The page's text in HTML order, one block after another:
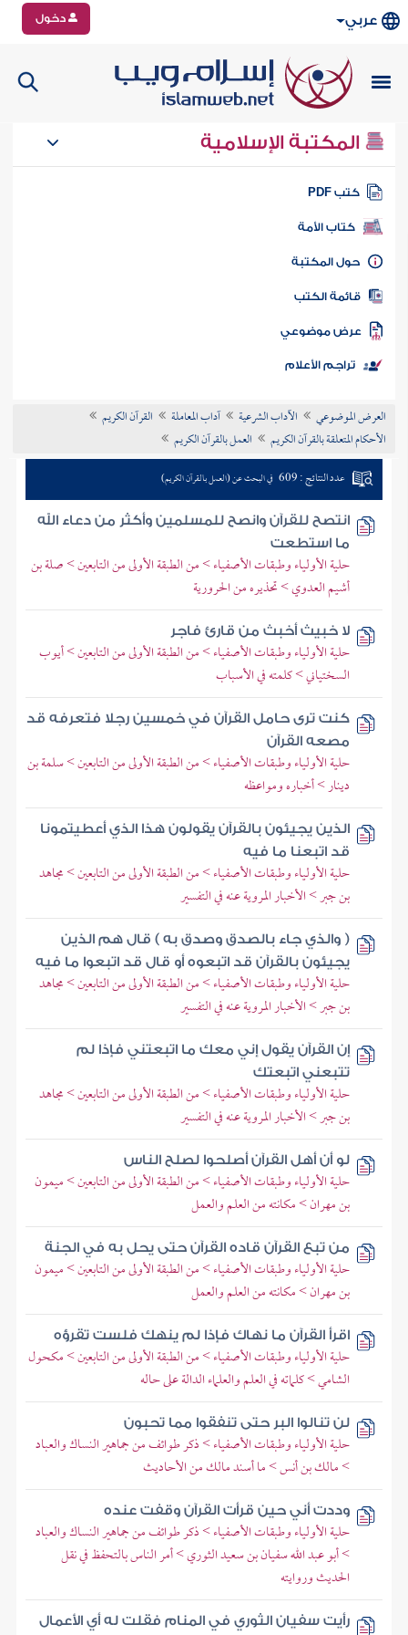
عربي دخول
المكتبة الإسلامية
كتب PDF
كتاب الأمة
المكتبة
الكتب
موضوعي
تراجم الأعلام
العرض الموضوعي الآداب الشرعية آداب المعاملة
القرآن الكريم
الأحكام المتعلقة بالقرآن الكريم
العمل بالقرآن الكريم
عدد النتائج : 609 في البحث عن (العمل بالقرآن الكريم)
انتصح للقرآن وانصح للمسلمين وأكثر من دعاء الله
ما استطعت
حلية الأولياء وطبقات الأصفياء > من الطبقة الأولى من التابعين > صلة بن
أشيم العدوي > تحذيره من الحرورية
لا خبيث أخبث من قارئ فاجر
حلية الأولياء وطبقات الأصفياء > من الطبقة الأولى من التابعين > أيوب
السختياني > كلمته في الأسباب
كنت ترى حامل القرآن في خمسين رجلا فتعرفه قد
مصعه القرآن
حلية الأولياء وطبقات الأصفياء > من الطبقة الأولى من التابعين > سلمة بن
دينار > أخباره ومواعظه
الذين يجيئون بالقرآن يقولون هذا الذي أعطيتمونا
قد اتبعنا ما فيه
حلية الأولياء وطبقات الأصفياء > من الطبقة الأولى من التابعين > مجاهد
بن جبر > الأخبار المروية عنه في التفسير
( والذي جاء بالصدق وصدق به ) قال هم الذين
يجيئون بالقرآن قد اتبعوه أو قال قد اتبعوا ما فيه
حلية الأولياء وطبقات الأصفياء > من الطبقة الأولى من التابعين > مجاهد
بن جبر > الأخبار المروية عنه في التفسير
إن القرآن يقول إني معك ما اتبعتني فإذا لم
تتبعني اتبعتك
حلية الأولياء وطبقات الأصفياء > من الطبقة الأولى من التابعين > مجاهد
بن جبر > الأخبار المروية عنه في التفسير
لو أن أهل القرآن أصلحوا لصلح الناس
حلية الأولياء وطبقات الأصفياء > من الطبقة الأولى من التابعين > ميمون
بن مهران > مكانته من العلم والعمل
من تبع القرآن قاده القرآن حتى يحل به في الجنة
حلية الأولياء وطبقات الأصفياء > من الطبقة الأولى من التابعين > ميمون
بن مهران > مكانته من العلم والعمل
اقرأ القرآن ما نهاك فإذا لم ينهك فلست تقرؤه
حلية الأولياء وطبقات الأصفياء > من الطبقة الأولى من التابعين > مكحول
الشامي > كلماته في العلم والعلماء الدالة على حاله
لن تنالوا البر حتى تنفقوا مما تحبون
حلية الأولياء وطبقات الأصفياء > ذكر طوائف من جماهير النساك والعباد
> مالك بن أنس > ما أسند مالك من الأحاديث
وددت أني حين قرأت القرآن وقفت عنده
حلية الأولياء وطبقات الأصفياء > ذكر طوائف من جماهير النساك والعباد
> أبو عبد الله سفيان بن سعيد الثوري > أمر الناس بالتحفظ في نقل
الحديث وروايته
رأيت سفيان الثوري في المنام فقلت له أي الأعمال